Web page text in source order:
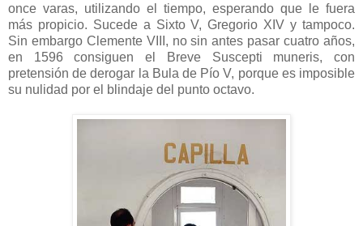
once varas, utilizando el tiempo, esperando que le fuera
más propicio. Sucede a Sixto V, Gregorio XIV y tampoco.
Sin embargo Clemente VIII, no sin antes pasar cuatro años,
en 1596 consiguen el Breve Suscepti muneris, con
pretensión de derogar la Bula de Pío V, porque es imposible
su nulidad por el blindaje del punto octavo.